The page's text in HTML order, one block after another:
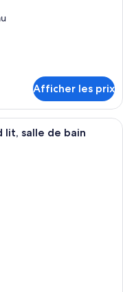
Afficher les prix
à coucher avec un lit,
lit, salle de bain